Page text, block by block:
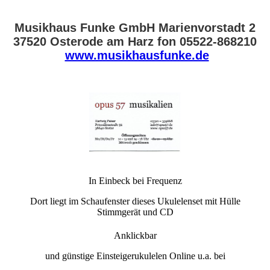
Musikhaus Funke GmbH Marienvorstadt 2
37520 Osterode am Harz fon 05522-868210
www.musikhausfunke.de
In Einbeck bei Frequenz
Dort liegt im Schaufenster dieses Ukulelenset mit Hülle
Stimmgerät und CD
Anklickbar
und günstige Einsteigerukulelen Online u.a. bei